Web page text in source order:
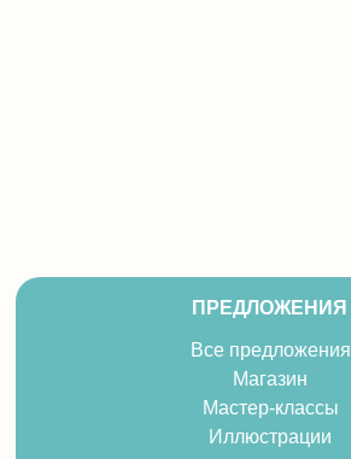
ПРЕДЛОЖЕНИЯ
Все предложения
Магазин
Мастер-классы
Иллюстрации